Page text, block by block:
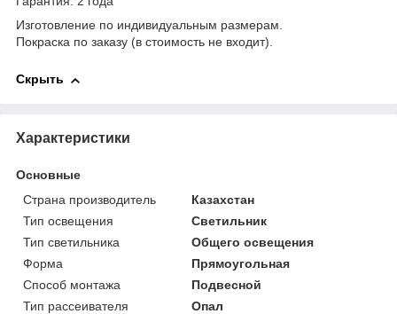
Изготовление по индивидуальным размерам.
Покраска по заказу (в стоимость не входит).
Скрыть
Характеристики
Основные
Страна производитель
Казахстан
Тип освещения
Светильник
Тип светильника
Общего освещения
Форма
Прямоугольная
Способ монтажа
Подвесной
Тип рассеивателя
Опал